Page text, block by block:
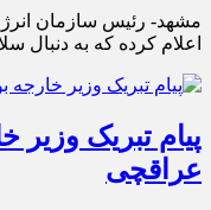
مشهد- رئیس سازمان
اعلام کرده که به دنبال
پیام تبریک
عراقچی